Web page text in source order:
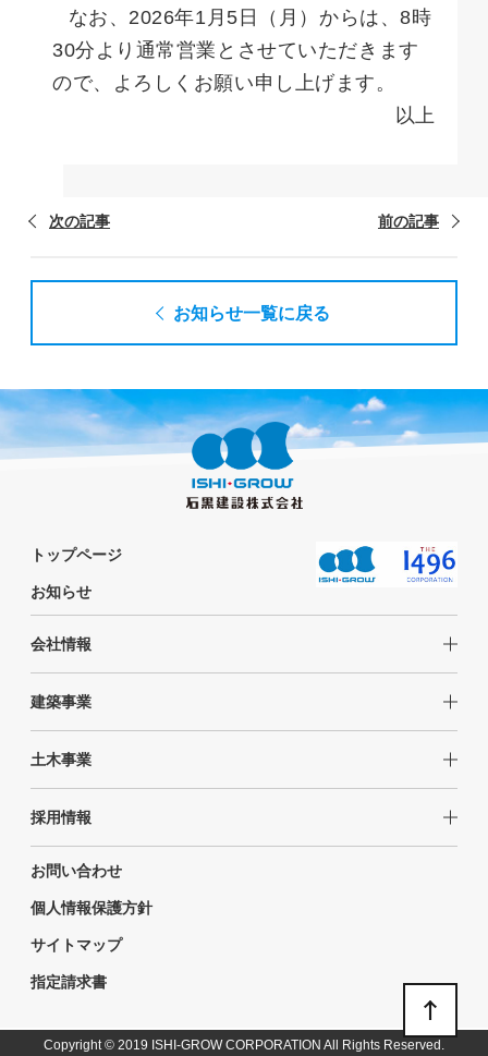
なお、2026年1月5日（月）からは、8時
30分より通常営業とさせていただきます
ので、よろしくお願い申し上げます。
以上
お知らせ一覧に戻る
トップページ
お知らせ
会社情報
建築事業
土木事業
採用情報
お問い合わせ
個人情報保護方針
サイトマップ
指定請求書
Copyright © 2019 ISHI-GROW CORPORATION All Rights Reserved.